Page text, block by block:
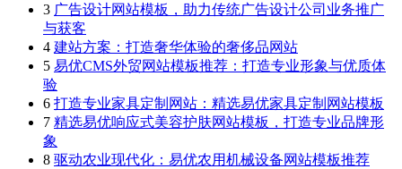
3 广告设计网站模板，助力传统广告设计公司业务推广
与获客
4 建站方案：打造奢华体验的奢侈品网站
5 易优CMS外贸网站模板推荐：打造专业形象与优质体
验
6 打造专业家具定制网站：精选易优家具定制网站模板
7 精选易优响应式美容护肤网站模板，打造专业品牌形
象
8 驱动农业现代化：易优农用机械设备网站模板推荐